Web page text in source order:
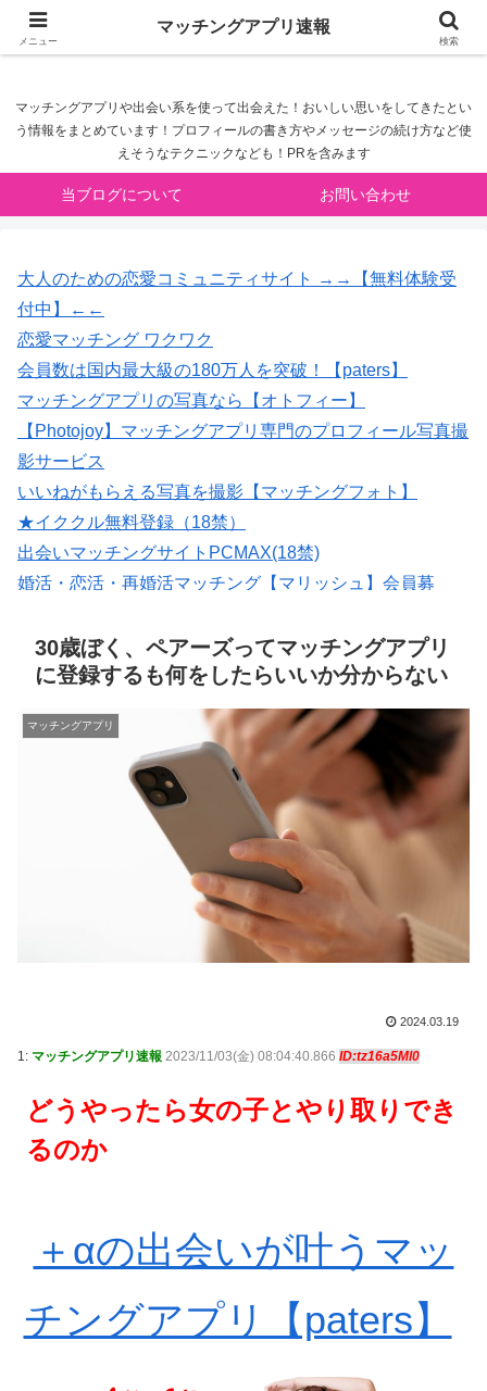
マッチングアプリ速報
マッチングアプリや出会い系を使って出会えた！おいしい思いをしてきたとい
う情報をまとめています！プロフィールの書き方やメッセージの続け方など使
えそうなテクニックなども！PRを含みます
当ブログについて お問い合わせ
大人のための恋愛コミュニティサイト →→【無料体験受
付中】←←
恋愛マッチング ワクワク
会員数は国内最大級の180万人を突破！【paters】
マッチングアプリの写真なら【オトフィー】
【Photojoy】マッチングアプリ専門のプロフィール写真撮
影サービス
いいねがもらえる写真を撮影【マッチングフォト】
★イククル無料登録（18禁）
出会いマッチングサイトPCMAX(18禁)
婚活・恋活・再婚活マッチング【マリッシュ】会員募
紹介型マッチングアプリArchers(アーチャーズ)
30歳ぼく、ペアーズってマッチングアプリ
に登録するも何をしたらいいか分からない
マッチングアプリ
2024.03.19
1: マッチングアプリ速報 2023/11/03(金) 08:04:40.866 ID:tz16a5Ml0
どうやったら女の子とやり取りでき
るのか
＋αの出会いが叶うマッ
チングアプリ【paters】
メニュー
マッチングアプリ速報
検索